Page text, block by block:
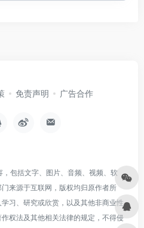
免责声明 广告合作
包括文字、图片、音频、视频、软
来源于互联网，版权均归原作者所
习、研究或欣赏，以及其他非商业性
权法及其他相关法律的规定，不得侵